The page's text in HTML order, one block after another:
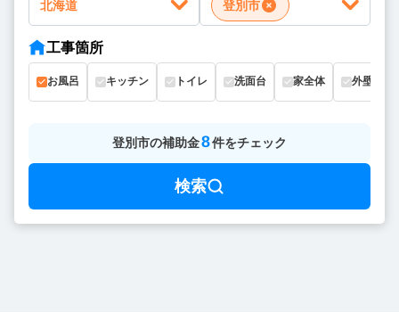
北海道 登別市
工事箇所
お風呂 キッチン トイレ 洗面台 家全体 外壁
登別市の補助金8件をチェック
検索